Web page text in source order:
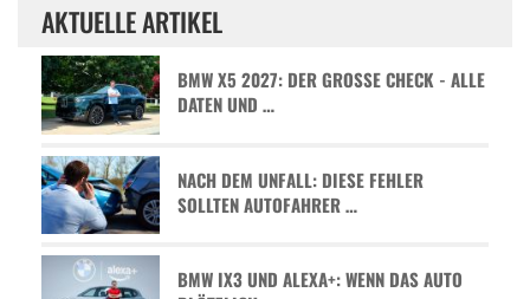
AKTUELLE ARTIKEL
BMW X5 2027: DER GROSSE CHECK - ALLE D
ATEN UND …
NACH DEM UNFALL: DIESE FEHLER
SOLLTEN AUTOFAHRER …
BMW IX3 UND ALEXA+: WENN DAS AUTO